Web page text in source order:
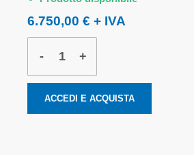
6.750,00 €
- +
ACCEDI E ACQUISTA